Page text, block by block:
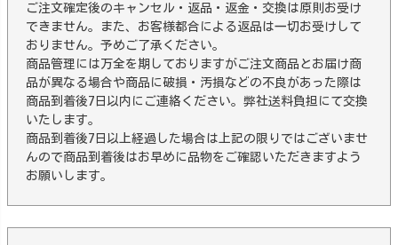
ご注文確定後のキャンセル・返品・返金・交換は原則お受け
できません。また、お客様都合による返品は一切お受けして
おりません。予めご了承ください。
商品管理には万全を期しておりますがご注文商品とお届け商
品が異なる場合や商品に破損・汚損などの不良があった際は
商品到着後7日以内にご連絡ください。弊社送料負担にて交換
いたします。
商品到着後7日以上経過した場合は上記の限りではございませ
んので商品到着後はお早めに品物をご確認いただきますよう
お願いします。